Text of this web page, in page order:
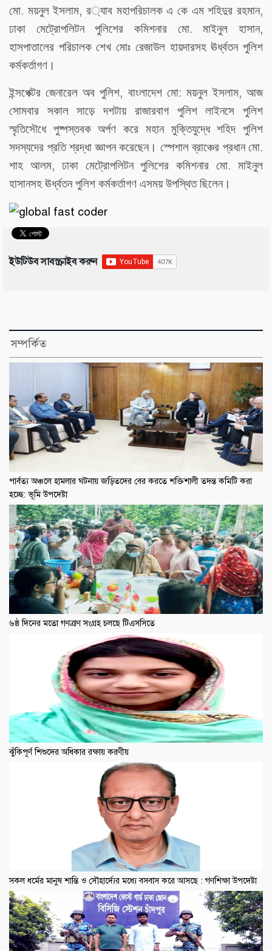
মো. ময়নুল ইসলাম,র্যাব মহাপরিচালক এ কে এম শহিদুর রহমান,
ঢাকা মেট্রোপলিটন পুলিশের কমিশনার মো.মাইনুল হাসান,
হাসপাতালের পরিচালক শেখ মোঃ রেজাউল হায়দারসহ ঊর্ধ্বতন পুলিশ
কর্মকর্তাগণ।
ইন্সপেক্টর জেনারেল অব পুলিশ, বাংলাদেশ মো: ময়নুল ইসলাম, আজ
সোমবার
সকাল সাড়ে দশটায় রাজারবাগ পুলিশ লাইনসে
পুলিশ
স্মৃতিসৌধে পুষ্পস্তবক অর্পণ করে মহান মুক্তিযুদ্ধে শহিদ পুলিশ
সদস্যদের প্রতি শ্রদ্ধা জ্ঞাপন করেছেন। স্পেশাল ব্রাঞ্চের প্রধান মো.
শাহ আলম, ঢাকা মেট্রোপলিটন পুলিশের কমিশনার মো.মাইনুল
হাসানসহ ঊর্ধ্বতন পুলিশ কর্মকর্তাগণ এসময় উপস্থিত ছিলেন।
ইউটিউব সাবস্ক্রাইব করুন
সম্পর্কিত
পার্বত্য অঞ্চলে হামলার ঘটনায় জড়িতদের বের করতে শক্তিশালী তদন্ত কমিটি করা
হচ্ছে: ভূমি উপদেষ্টা
৬ষ্ঠ দিনের মতো গণত্রাণ সংগ্রহ চলছে টিএসসিতে
ঝুঁকিপূর্ণ শিশুদের অধিকার রক্ষায় করণীয়
সকল ধর্মের মানুষ শান্তি ও সৌহার্দ্যের মধ্যে বসবাস করে আসছে : গণশিক্ষা উপদেষ্টা